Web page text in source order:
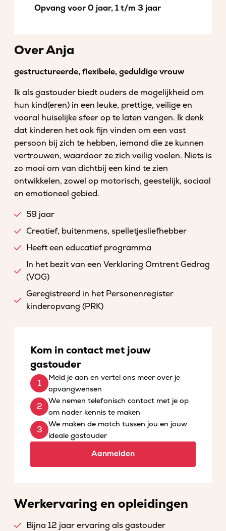
Opvang voor 0 jaar, 1 t/m 3 jaar
Over Anja
gestructureerde, flexibele, geduldige vrouw
Ik als gastouder biedt ouders de mogelijkheid om
hun kind(eren) in een leuke, prettige, veilige en
vooral huiselijke sfeer op te laten vangen. Ik denk
dat kinderen het ook fijn vinden om een vast
persoon bij zich te hebben, iemand die ze kunnen
vertrouwen, waardoor ze zich veilig voelen. Niets is
zo mooi om van dichtbij een kind te zien
ontwikkelen, zowel op motorisch, geestelijk, sociaal
en emotioneel gebied.
59 jaar
Creatief, buitenmens, spelletjesliefhebber
Heeft een educatief programma
In het bezit van een Verklaring Omtrent Gedrag
(VOG)
Geregistreerd in het Personenregister
kinderopvang (PRK)
Kom in contact met jouw
gastouder
Meld je aan en vertel ons meer over je
opvangwensen
We nemen telefonisch contact met je op
om nader kennis te maken
We maken de match tussen jou en jouw
ideale gastouder
Aanmelden
Werkervaring en opleidingen
Bijna 12 jaar ervaring als gastouder